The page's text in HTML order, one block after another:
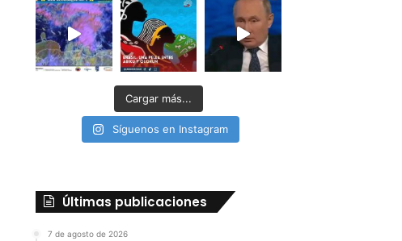
Cargar más...
Síguenos en Instagram
Últimas publicaciones
7 de agosto de 2026